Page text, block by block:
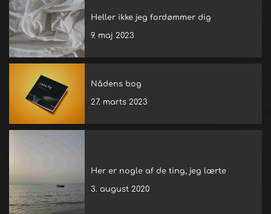
Heller ikke jeg fordømmer dig
9. maj 2023
Nådens bog
27. marts 2023
Her er nogle af de ting, jeg lærte
3. august 2020